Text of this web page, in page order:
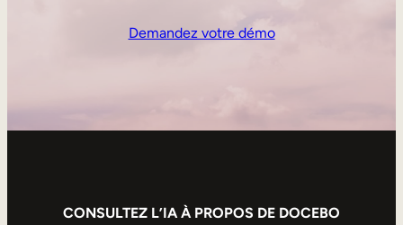
Demandez votre démo
CONSULTEZ L’IA À PROPOS DE DOCEBO